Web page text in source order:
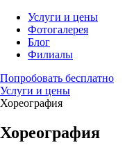
Услуги и цены
Фотогалерея
Блог
Филиалы
Попробовать бесплатно
Услуги и цены
Хореография
Хореография